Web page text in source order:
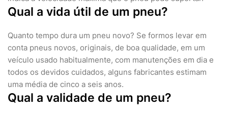
Qual a vida útil de um pneu?
Quanto tempo dura um pneu novo? Se formos levar em
conta pneus novos, originais, de boa qualidade, em um
veículo usado habitualmente, com manutenções em dia e
todos os devidos cuidados, alguns fabricantes estimam
uma média de cinco a seis anos.
Qual a validade de um pneu?